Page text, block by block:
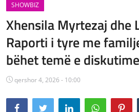
Shtëpi
LAJME MAQEDONI
SHQIPERI
KOSOVA
LAJME NGA BOTA
SHOWBIZ
Xhensila Myrtezaj dhe
Raporti i tyre me
bëhet temë e
qershor 4, 2026 - 10:00